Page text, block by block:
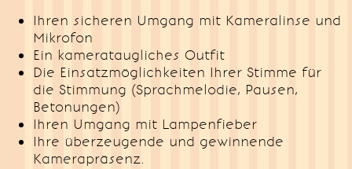
Ihren sicheren Umgang mit Kameralinse und
Mikrofon
Ein kamerataugliches Outfit
Die Einsatzmöglichkeiten Ihrer Stimme für
die Stimmung (Sprachmelodie, Pausen,
Betonungen)
Ihren Umgang mit Lampenfieber
Ihre überzeugende und gewinnende
Kamerapräsenz.